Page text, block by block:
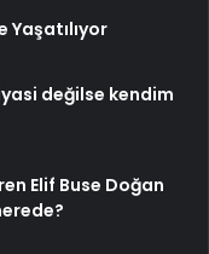
Yaşatılıyor
değilse kendim
Elif Buse Doğan